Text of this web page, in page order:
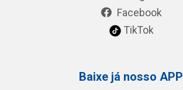
Facebook
TikTok
Baixe já nosso APP